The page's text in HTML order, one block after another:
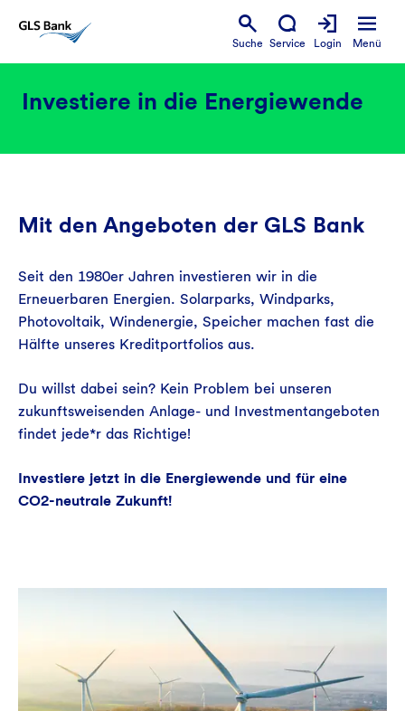
Suche Service Login Menü
Investiere in die Energiewende
Mit den Angeboten der GLS Bank
Seit den 1980er Jahren investieren wir in die
Erneuerbaren Energien. Solarparks, Windparks,
Photovoltaik, Windenergie, Speicher machen fast die
Hälfte unseres Kreditportfolios aus.
Du willst dabei sein? Kein Problem bei unseren
zukunftsweisenden Anlage- und Investmentangeboten
findet jede*r das Richtige!
Investiere jetzt in die Energiewende und für eine
CO2-neutrale Zukunft!